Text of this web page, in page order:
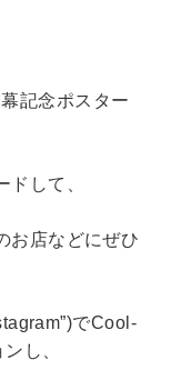
記念ポスター
して、
お店などにぜひ
でCool-
し、